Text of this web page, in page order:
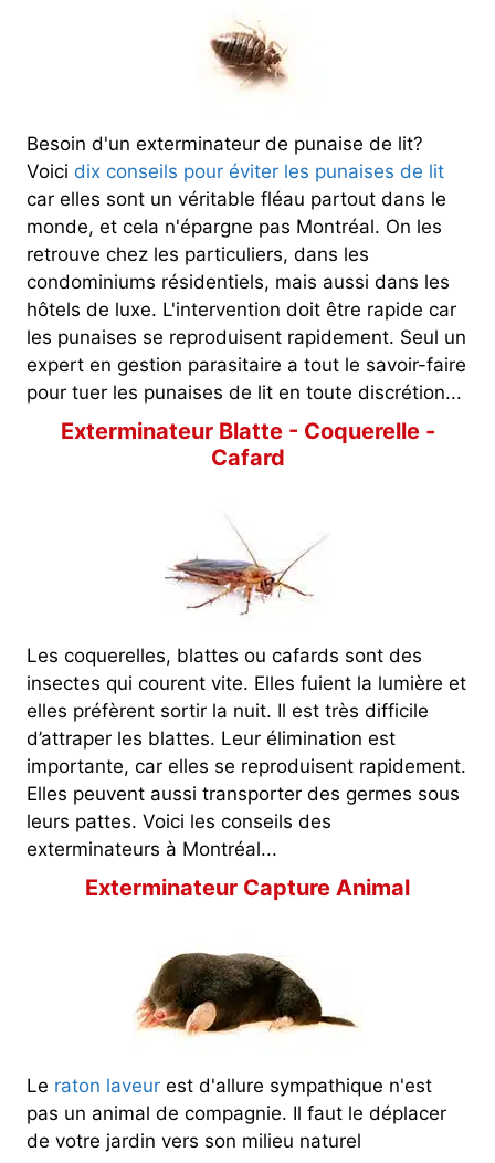
Besoin d'un exterminateur de punaise de lit?
Voici dix conseils pour éviter les punaises de lit
car elles sont un véritable fléau partout dans le
monde, et cela n'épargne pas Montréal. On les
retrouve chez les particuliers, dans les
condominiums résidentiels, mais aussi dans les
hôtels de luxe. L'intervention doit être rapide car
les punaises se reproduisent rapidement. Seul un
expert en gestion parasitaire a tout le savoir-faire
pour tuer les punaises de lit en toute discrétion...
Exterminateur Blatte - Coquerelle -
Cafard
Les coquerelles, blattes ou cafards sont des
insectes qui courent vite. Elles fuient la lumière et
elles préfèrent sortir la nuit. Il est très difficile
d’attraper les blattes. Leur élimination est
importante, car elles se reproduisent rapidement.
Elles peuvent aussi transporter des germes sous
leurs pattes. Voici les conseils des
exterminateurs à Montréal...
Exterminateur Capture Animal
Le raton laveur est d'allure sympathique n'est
pas un animal de compagnie. Il faut le déplacer
de votre jardin vers son milieu naturel